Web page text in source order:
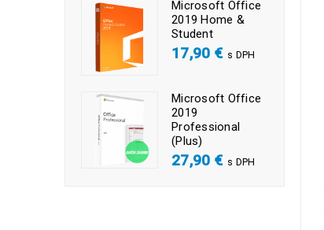
Microsoft Office
2019 Home &
Student
17,90 € s DPH
Microsoft Office
2019
Professional
(Plus)
27,90 € s DPH